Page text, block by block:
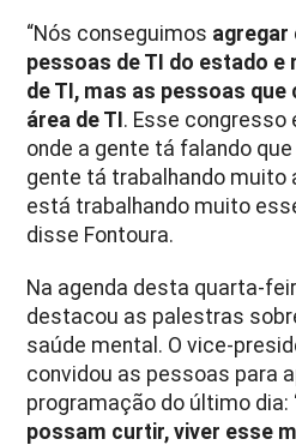
“Nós conseguimos agregar
pessoas de TI do estado e
de TI, mas as pessoas
área de TI. Esse
onde a gente tá falando
gente tá trabalhando muito
está trabalhando muito
disse Fontoura.
Na agenda desta quarta-
destacou as palestras
saúde mental. O vice-
convidou as pessoas para
programação do último dia:
possam curtir, viver esse